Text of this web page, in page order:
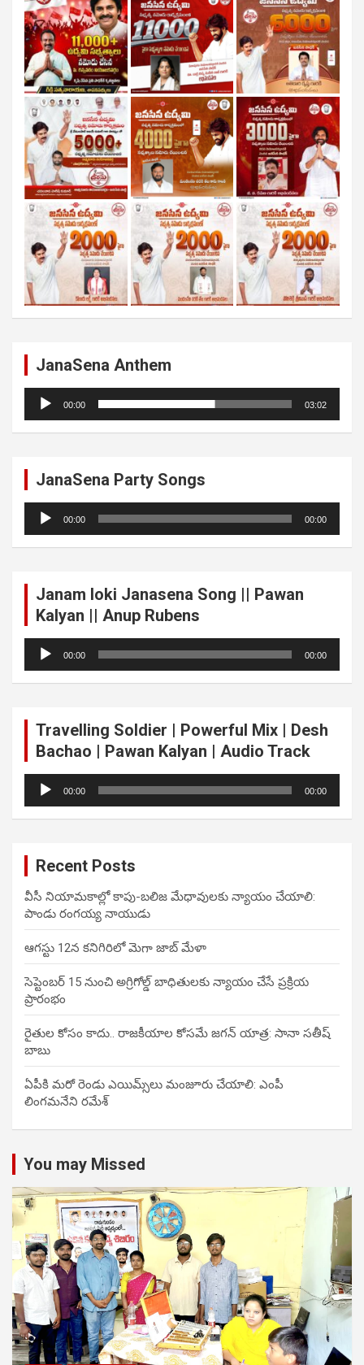
JanaSena Anthem
Audio
Player
00:00 03:02
JanaSena Party Songs
Audio
Player
00:00 00:00
Janam loki Janasena Song || Pawan
Kalyan || Anup Rubens
Audio
Player
00:00 00:00
Travelling Soldier | Powerful Mix | Desh
Bachao | Pawan Kalyan | Audio Track
Audio
Player
00:00 00:00
Recent Posts
వీసీ నియామకాల్లో కాపు-బలిజ మేధావులకు న్యాయం చేయాలి:
పాండు రంగయ్య నాయుడు
ఆగస్టు 12న కనిగిరిలో మెగా జాబ్ మేళా
సెప్టెంబర్ 15 నుంచి అగ్రిగోల్డ్ బాధితులకు న్యాయం చేసే ప్రక్రియ
ప్రారంభం
రైతుల కోసం కాదు.. రాజకీయాల కోసమే జగన్ యాత్ర: సానా సతీష్
బాబు
ఏపీకి మరో రెండు ఎయిమ్స్‌లు మంజూరు చేయాలి: ఎంపీ
లింగమనేని రమేశ్
You may Missed